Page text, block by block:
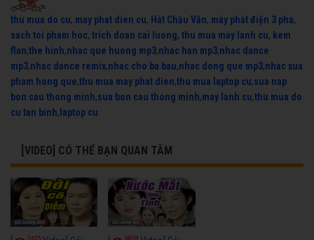
thu mua do cu, may phat dien cu, Hát Chầu Văn, máy phát điện 3 pha,
sach toi pham hoc, trich doan cai luong, thu mua may lanh cu, kem
flan,the hinh,nhac que huong mp3,nhac han mp3,nhac dance
mp3,nhac dance remix,nhac cho ba bau,nhac dong que mp3,nhac xua
pham hong que,thu mua may phat dien,thu mua laptop cu,sua nap
bon cau thong minh,sua bon cau thong minh,may lanh cu,thu mua do
cu tan binh, laptop cu
[VIDEO] CÓ THỂ BẠN QUAN TÂM
7675 6928